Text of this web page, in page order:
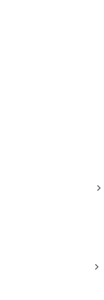
keyboard_arrow_right
keyboard_arrow_right